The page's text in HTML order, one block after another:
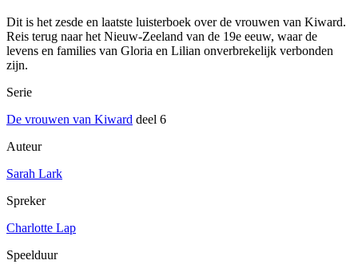
Dit is het zesde en laatste luisterboek over de vrouwen van Kiward.
Reis terug naar het Nieuw-Zeeland van de 19e eeuw, waar de
levens en families van Gloria en Lilian onverbrekelijk verbonden
zijn.
Serie
De vrouwen van Kiward deel 6
Auteur
Sarah Lark
Spreker
Charlotte Lap
Speelduur